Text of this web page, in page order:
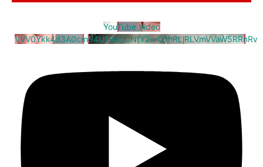
YouTube Video
VVV0Ykk4d3A0cm94U1VaQUNfY2xrQ1hRLjRLVmVVaW5RRnRv